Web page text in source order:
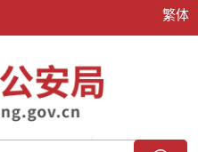
繁体